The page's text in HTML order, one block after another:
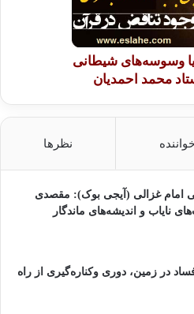
وسوسه‌های شیطانی
محمد احمدیان
نظرها
امام غزالی (آیجی بوک): مقصدی
نایاب و اندیشه‌های ماندگار
در زمین‌، دوری وکناره‌گیری از راه